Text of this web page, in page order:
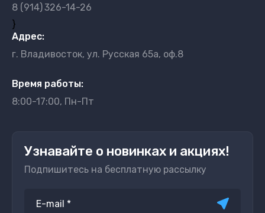
8 (914)326-14-26
}
Адрес:
г. Владивосток, ул. Русская 65а, оф.8
Время работы:
8:00-17:00, Пн-Пт
Узнавайте о новинках и акциях!
Подпишитесь на бесплатную рассылку